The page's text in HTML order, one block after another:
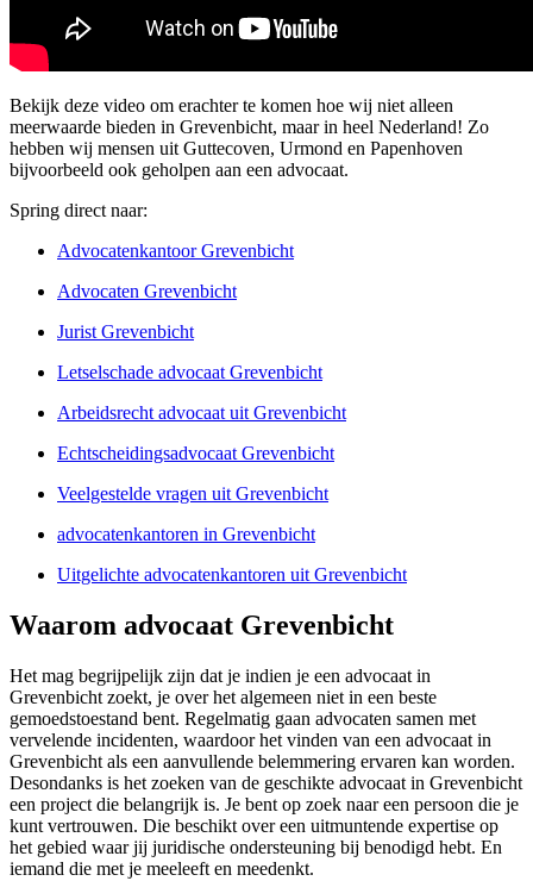
Bekijk deze video om erachter te komen hoe wij niet alleen
meerwaarde bieden in Grevenbicht, maar in heel Nederland! Zo
hebben wij mensen uit Guttecoven, Urmond en Papenhoven
bijvoorbeeld ook geholpen aan een advocaat.
Spring direct naar:
Advocatenkantoor Grevenbicht
Advocaten Grevenbicht
Jurist Grevenbicht
Letselschade advocaat Grevenbicht
Arbeidsrecht advocaat uit Grevenbicht
Echtscheidingsadvocaat Grevenbicht
Veelgestelde vragen uit Grevenbicht
advocatenkantoren in Grevenbicht
Uitgelichte advocatenkantoren uit Grevenbicht
Waarom advocaat Grevenbicht
Het mag begrijpelijk zijn dat je indien je een advocaat in
Grevenbicht zoekt, je over het algemeen niet in een beste
gemoedstoestand bent. Regelmatig gaan advocaten samen met
vervelende incidenten, waardoor het vinden van een advocaat in
Grevenbicht als een aanvullende belemmering ervaren kan worden.
Desondanks is het zoeken van de geschikte advocaat in Grevenbicht
een project die belangrijk is. Je bent op zoek naar een persoon die je
kunt vertrouwen. Die beschikt over een uitmuntende expertise op
het gebied waar jij juridische ondersteuning bij benodigd hebt. En
iemand die met je meeleeft en meedenkt.